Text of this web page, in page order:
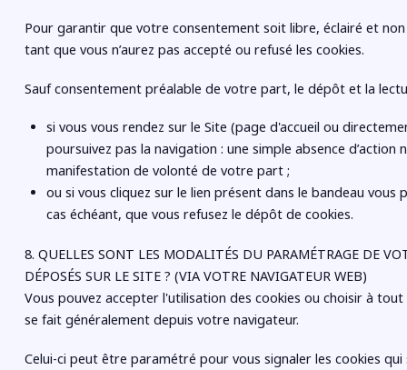
Pour garantir que votre consentement soit libre, éclairé et
tant que vous n’aurez pas accepté ou refusé les cookies.
Sauf consentement préalable de votre part, le dépôt et la
si vous vous rendez sur le Site (page d'accueil ou
poursuivez pas la navigation : une simple absence
manifestation de volonté de votre part ;
ou si vous cliquez sur le lien présent dans le bandeau
cas échéant, que vous refusez le dépôt de cookies.
8. QUELLES SONT LES MODALITÉS DU PARAMÉTRAGE DE
DÉPOSÉS SUR LE SITE ? (VIA VOTRE NAVIGATEUR WEB)
Vous pouvez accepter l'utilisation des cookies ou choisir à
se fait généralement depuis votre navigateur.
Celui-ci peut être paramétré pour vous signaler les cookies